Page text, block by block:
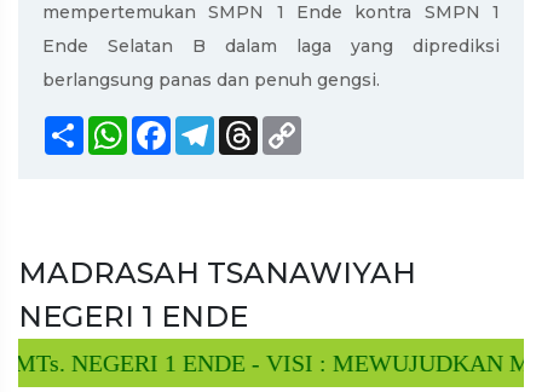
mempertemukan SMPN 1 Ende kontra SMPN 1
Ende Selatan B dalam laga yang diprediksi
berlangsung panas dan penuh gengsi.
ShareWhatsApp
FacebookTelegram
Threads
MADRASAH TSANAWIYAH
NEGERI 1 ENDE
NEGERI 1 ENDE - VISI : MEWUJUDKAN MTs